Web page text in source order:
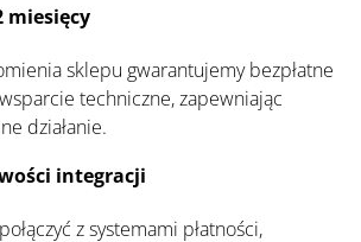
miesięcy
sklepu gwarantujemy bezpłatne
techniczne, zapewniając
działanie.
integracji
z systemami płatności,